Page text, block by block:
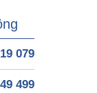
079
499